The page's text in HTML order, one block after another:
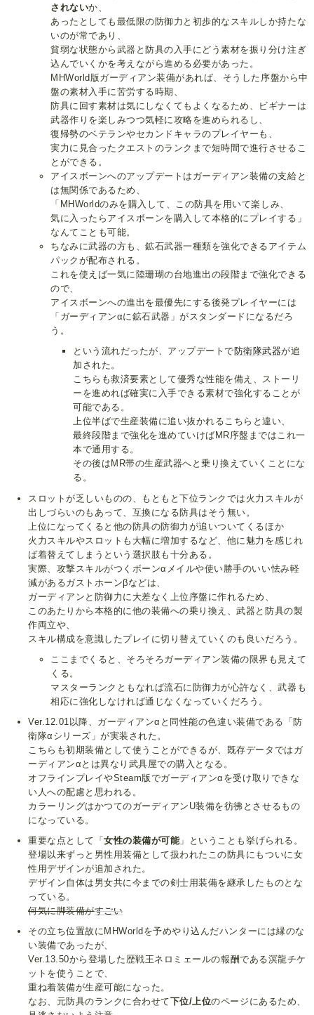
されないか、
あったとしても最低限の防御力と初歩的なスキルしか持たな
いのが常であり、
貧弱な状態から武器と防具の入手にどう素材を振り分け注ぎ
込んでいくかを考えながら進める必要があった。
MHWorld版ガーディアン装備があれば、そうした序盤から中
盤の素材入手に苦労する時期、
防具に回す素材は気にしなくてもよくなるため、ビギナーは
武器作りを楽しみつつ気軽に攻略を進められるし、
復帰勢のベテランやセカンドキャラのプレイヤーも、
実力に見合ったクエストのランクまで短時間で進行させるこ
とができる。
アイスボーンへのアップデートはガーディアン装備の支給と
は無関係であるため、
「MHWorldのみを購入して、この防具を用いて楽しみ、
気に入ったらアイスボーンを購入して本格的にプレイする」
なんてことも可能。
ちなみに武器の方も、鉱石武器一種類を強化できるアイテム
パックが配布される。
これを使えば一気に陸珊瑚の台地進出の段階まで強化できる
ので、
アイスボーンへの進出を最優先にする後発プレイヤーには
「ガーディアンαに鉱石武器」がスタンダードになるだろ
う。
という流れだったが、アップデートで防衛隊武器が追
加された。
こちらも救済要素として優秀な性能を備え、ストーリ
ーを進めれば確実に入手できる素材で強化することが
可能である。
上位半ばで生産装備に追い抜かれるこちらと違い、
最終段階まで強化を進めていけばMR序盤まではこれ一
本で通用する。
その後はMR帯の生産武器へと乗り換えていくことにな
る。
スロットが乏しいものの、もともと下位ランクでは火力スキルが
出しづらいのもあって、互換になる防具はそう無い。
上位になってくると他の防具の防御力が追いついてくるほか
火力スキルやスロットも大幅に増加するなど、他に魅力を感じれ
ば着替えてしまうという選択肢も十分ある。
実際、攻撃スキルがつくボーンαメイルや使い勝手のいい怯み軽
減があるガストホーンβなどは、
ガーディアンと防御力に大差なく上位序盤に作れるため、
このあたりから本格的に他の装備への乗り換え、武器と防具の製
作両立や、
スキル構成を意識したプレイに切り替えていくのも良いだろう。
ここまでくると、そろそろガーディアン装備の限界も見えて
くる。
マスターランクともなれば流石に防御力が心許なく、武器も
相応に強化しなければ通じなくなっていくだろう。
Ver.12.01以降、ガーディアンαと同性能の色違い装備である「防
衛隊αシリーズ」が実装された。
こちらも初期装備として使うことができるが、既存データではガ
ーディアンαとは異なり武具屋での購入となる。
オフラインプレイやSteam版でガーディアンαを受け取りできな
い人への配慮と思われる。
カラーリングはかつてのガーディアンU装備を彷彿とさせるもの
になっている。
重要な点として「女性の装備が可能 」ということも挙げられる。
登場以来ずっと男性用装備として扱われたこの防具にもついに女
性用デザインが追加された。
デザイン自体は男女共に今までの剣士用装備を継承したものとな
っている。
何気に脚装備がすごい
その立ち位置故にMHWorldを予めやり込んだハンターには縁のな
い装備であったが、
Ver.13.50から登場した歴戦王ネロミェールの報酬である溟龍チケ
ットを使うことで、
重ね着装備が生産可能になった。
なお、元防具のランクに合わせて下位/上位のページにあるため、